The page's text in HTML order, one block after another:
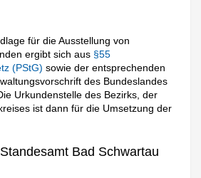
für die Ausstellung von
ergibt sich aus §55
(PStG)sowie der entsprechenden
des Bundeslandes
Urkundenstelle des Bezirks, der
ist dann für die Umsetzung der
Bad Schwartau